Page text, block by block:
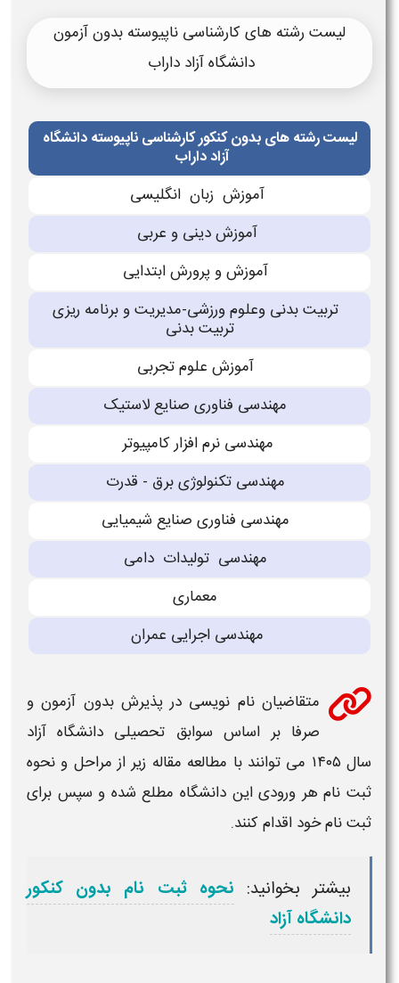
لیست رشته های کارشناسی ناپیوسته بدون آزمون
دانشگاه آزاد داراب
لیست رشته های بدون کنکور کارشناسی ناپیوسته دانشگاه
آزاد داراب
آموزش زبان انگلیسی
آموزش دینی و عربی
آموزش و پرورش ابتدایی
تربیت بدنی وعلوم ورزشی-مدیریت و برنامه ریزى
تربیت بدنی
آموزش علوم تجربی
مهندسی فناورى صنایع لاستیک
مهندسی نرم افزار كامپیوتر
مهندسی تكنولوژى برق - قدرت
مهندسی فناورى صنایع شیمیایی
مهندسی تولیدات دامی
معمارى
مهندسی اجرایی عمران
متقاضیان نام نویسی در پذیرش بدون آزمون و
صرفا بر اساس سوابق تحصیلی دانشگاه آزاد
سال ۱۴۰۵
می توانند با مطالعه مقاله زیر از مراحل و نحوه
ثبت نام هر ورودی این دانشگاه مطلع شده و سپس برای
ثبت نام خود اقدام کنند.
بیشتر بخوانید: نحوه ثبت نام بدون کنکور
دانشگاه آزاد